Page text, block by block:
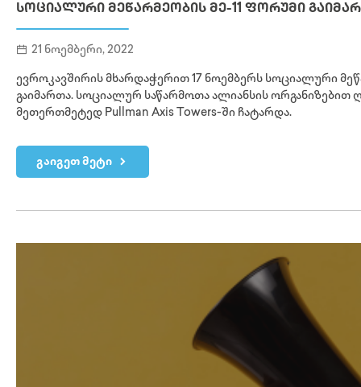
ᲡᲝᲪᲘᲐᲚᲣᲠᲘ ᲛᲔᲬᲐᲠᲛᲔᲝᲑᲘᲡ ᲛᲔ-11 ᲤᲝᲠᲣᲛᲘ
21 ნოემბერი, 2022
ევროკავშირის მხარდაჭერით 17 ნოემბერს სოციალური
გაიმართა. სოციალურ საწარმოთა ალიანსის ორგანიზებით
მეთერთმეტედ Pullman Axis Towers-ში ჩატარდა.
გაიგეთ მეტი